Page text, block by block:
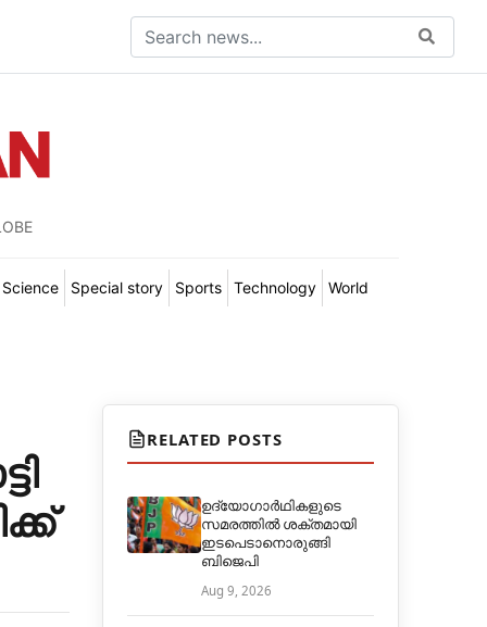
Science Special story Sports Technology World
RELATED POSTS
ഉദ്യോഗാർഥികളുടെ
സമരത്തിൽ ശക്തമായി
ഇടപെടാനൊരുങ്ങി
ബിജെപി
Aug 9, 2026